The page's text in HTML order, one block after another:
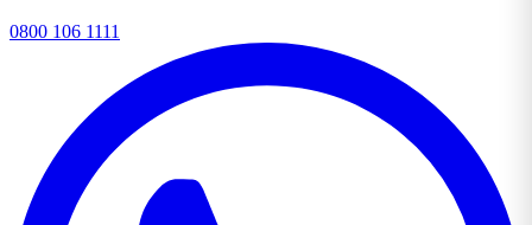
0800 106 1111